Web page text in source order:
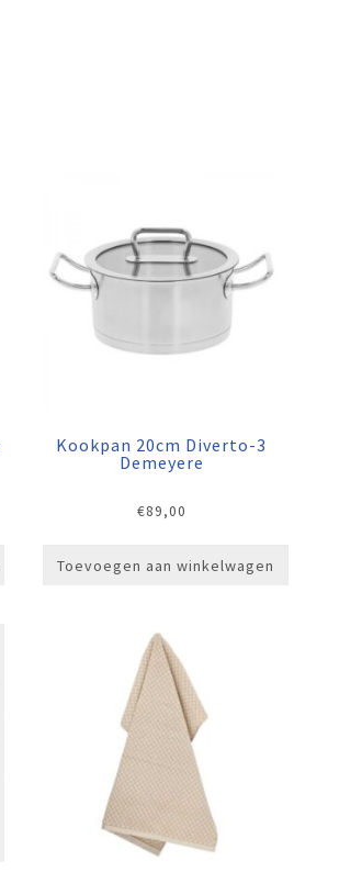
Kookpan 20cm Diverto-3
Demeyere
€89,00
Toevoegen aan winkelwagen